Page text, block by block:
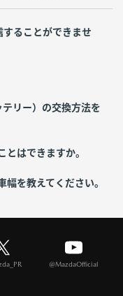
ることができませ
リー）の交換方法を
はできますか。
幅を教えてください。
@MazdaOfficial